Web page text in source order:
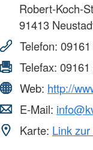
Robert-Koch-
91413
Telefon:
Telefax: 09161
Web: http://
E-Mail:
Karte: Link